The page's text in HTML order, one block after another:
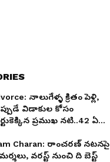
నాలుగేళ్ళ క్రితం పెళ్లి,
విడాకుల కోసం
ప్రముఖ నటి..42 ఏళ్ళ
Charan: రాంచరణ్ నటనపై
వరస్ట్ నుంచి ది బెస్ట్